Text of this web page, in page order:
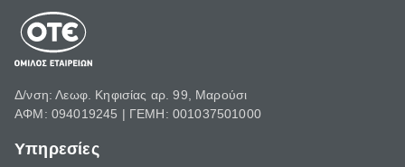
Δ/νση: Λεωφ. Κηφισίας αρ. 99, Μαρούσι
ΑΦΜ: 094019245 | ΓΕΜΗ: 001037501000
Υπηρεσίες